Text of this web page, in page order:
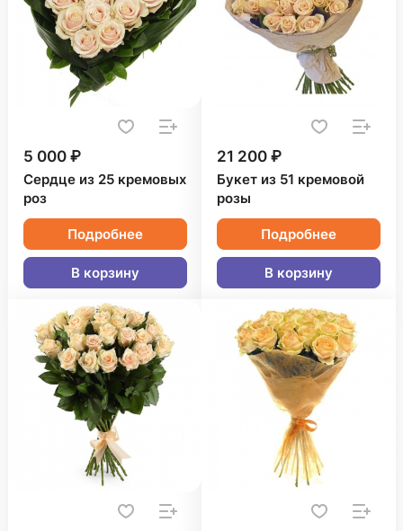
5 000 ₽
Сердце из 25 кремовых
роз
Подробнее
В корзину
21 200 ₽
Букет из 51 кремовой
розы
Подробнее
В корзину